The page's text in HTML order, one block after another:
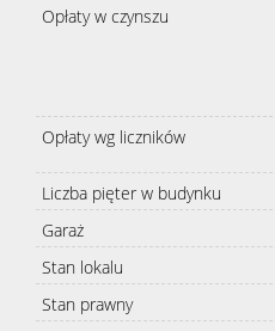
Opłaty w czynszu
Opłaty wg liczników
Liczba pięter w budynku
Garaż
Stan lokalu
Stan prawny